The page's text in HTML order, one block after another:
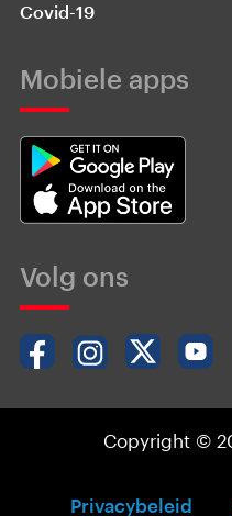
Covid-19
Mobiele apps
Volg ons
Copyright ©
Privacybeleid